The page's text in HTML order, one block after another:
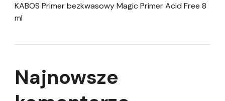
KABOS Primer bezkwasowy Magic Primer Acid Free 8
ml
Najnowsze